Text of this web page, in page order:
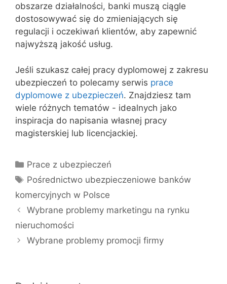
obszarze działalności, banki muszą ciągle
dostosowywać się do zmieniających się
regulacji i oczekiwań klientów, aby zapewnić
najwyższą jakość usług.
Jeśli szukasz całej pracy dyplomowej z zakresu
ubezpieczeń to polecamy serwis prace
dyplomowe z ubezpieczeń. Znajdziesz tam
wiele różnych tematów - idealnych jako
inspiracja do napisania własnej pracy
magisterskiej lub licencjackiej.
Kategorie
Prace z ubezpieczeń
Tagi
Pośrednictwo ubezpieczeniowe banków
komercyjnych w Polsce
Wybrane problemy marketingu na rynku
nieruchomości
Wybrane problemy promocji firmy